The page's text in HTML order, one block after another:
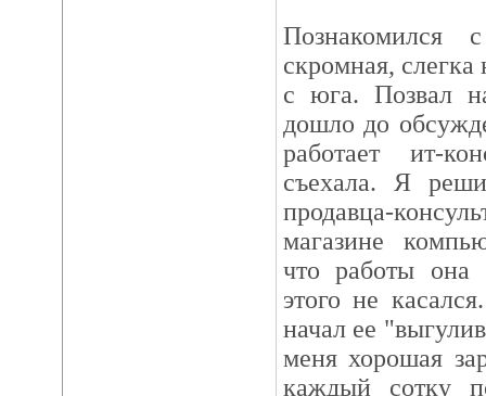
Познакомился
скромная, слегка
с юга. Позвал
дошло до
работает ит-
съехала. Я
продавца-
магазине
что работы она
этого не
начал ее
меня хорошая
каждый сотку